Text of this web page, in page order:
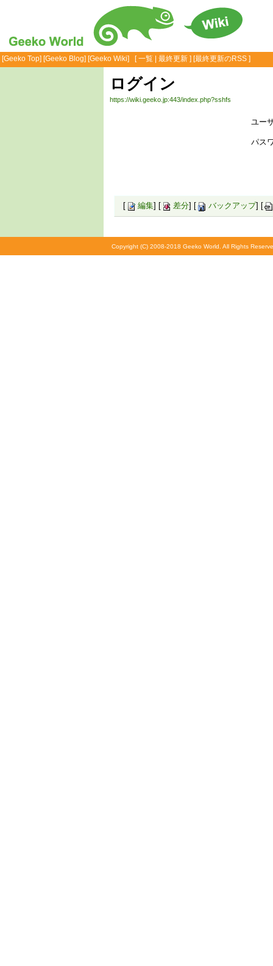
[Geeko Top] [Geeko Blog] [Geeko Wiki] [一覧 最終更新 ] [最終更新のRSS ]
ログイン
https://wiki.geeko.jp:443/index.php?sshfs
ユー
パス
[ 編集] [ 差分] [ バックアップ] [
Copyright (C) 2008-2018 Geeko World. All Rights